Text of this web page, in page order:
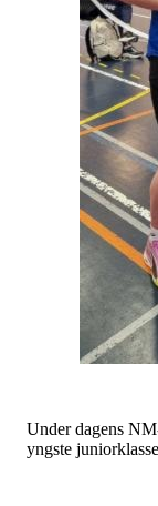
Under dagens
yngste